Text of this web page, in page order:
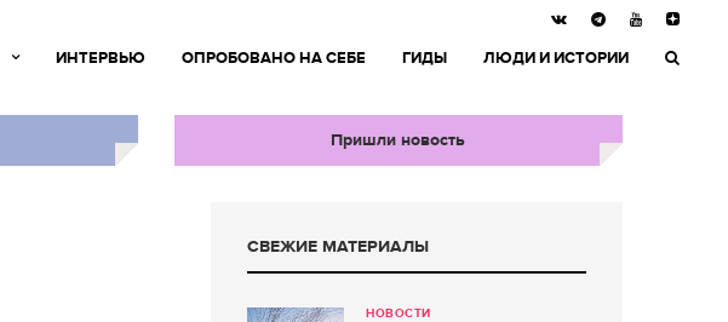
ИНТЕРВЬЮ ОПРОБОВАНО НА СЕБЕ ГИДЫ ЛЮДИ И ИСТОРИИ
Пришли новость
СВЕЖИЕ МАТЕРИАЛЫ
НОВОСТИ